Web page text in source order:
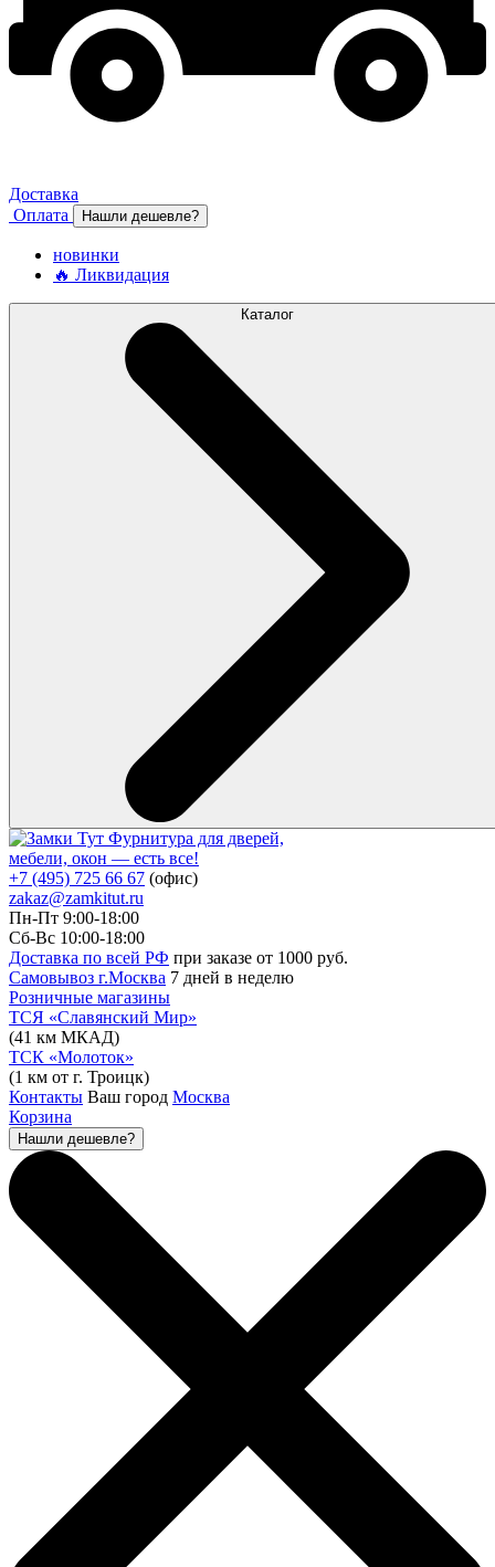
Доставка
Оплата
Нашли дешевле?
новинки
🔥 Ликвидация
Каталог
Фурнитура для дверей,
мебели, окон — есть все!
+7 (495) 725 66 67 (офис)
zakaz@zamkitut.ru
Пн-Пт 9:00-18:00
Сб-Вс 10:00-18:00
Доставка по всей РФ при заказе от 1000 руб.
Самовывоз г.Москва 7 дней в неделю
Розничные магазины
ТСЯ «Славянский Мир»
(41 км МКАД)
ТСК «Молоток»
(1 км от г. Троицк)
Контакты Ваш город Москва
Корзина
Нашли дешевле?